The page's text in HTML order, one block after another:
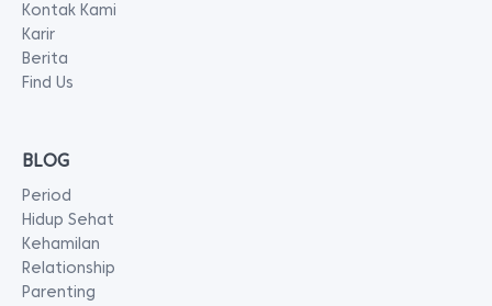
Kontak Kami
Karir
Berita
Find Us
BLOG
Period
Hidup Sehat
Kehamilan
Relationship
Parenting